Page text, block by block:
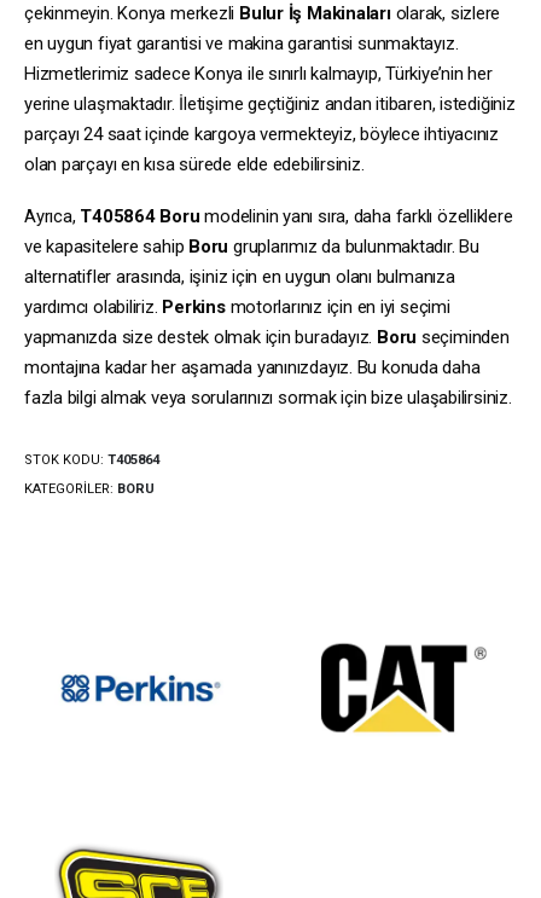
çekinmeyin. Konya merkezli Bulur İş Makinalarıolarak, sizlere
en uygun fiyat garantisi ve makina garantisi sunmaktayız.
Hizmetlerimiz sadece Konya ile sınırlı kalmayıp, Türkiye’nin her
yerine ulaşmaktadır. İletişime geçtiğiniz andan itibaren, istediğiniz
parçayı 24 saat içinde kargoya vermekteyiz, böylece ihtiyacınız
olan parçayı en kısa sürede elde edebilirsiniz.
Ayrıca, T405864 Boru modelinin yanı sıra, daha farklı özelliklere
ve kapasitelere sahip Boru gruplarımız da bulunmaktadır. Bu
alternatifler arasında, işiniz için en uygun olanı bulmanıza
yardımcı olabiliriz. Perkinsmotorlarınız için en iyi seçimi
yapmanızda size destek olmak için buradayız. Boru seçiminden
montajına kadar her aşamada yanınızdayız. Bu konuda daha
fazla bilgi almak veya sorularınızı sormak için bize ulaşabilirsiniz.
STOK KODU: T405864
KATEGORILER: BORU